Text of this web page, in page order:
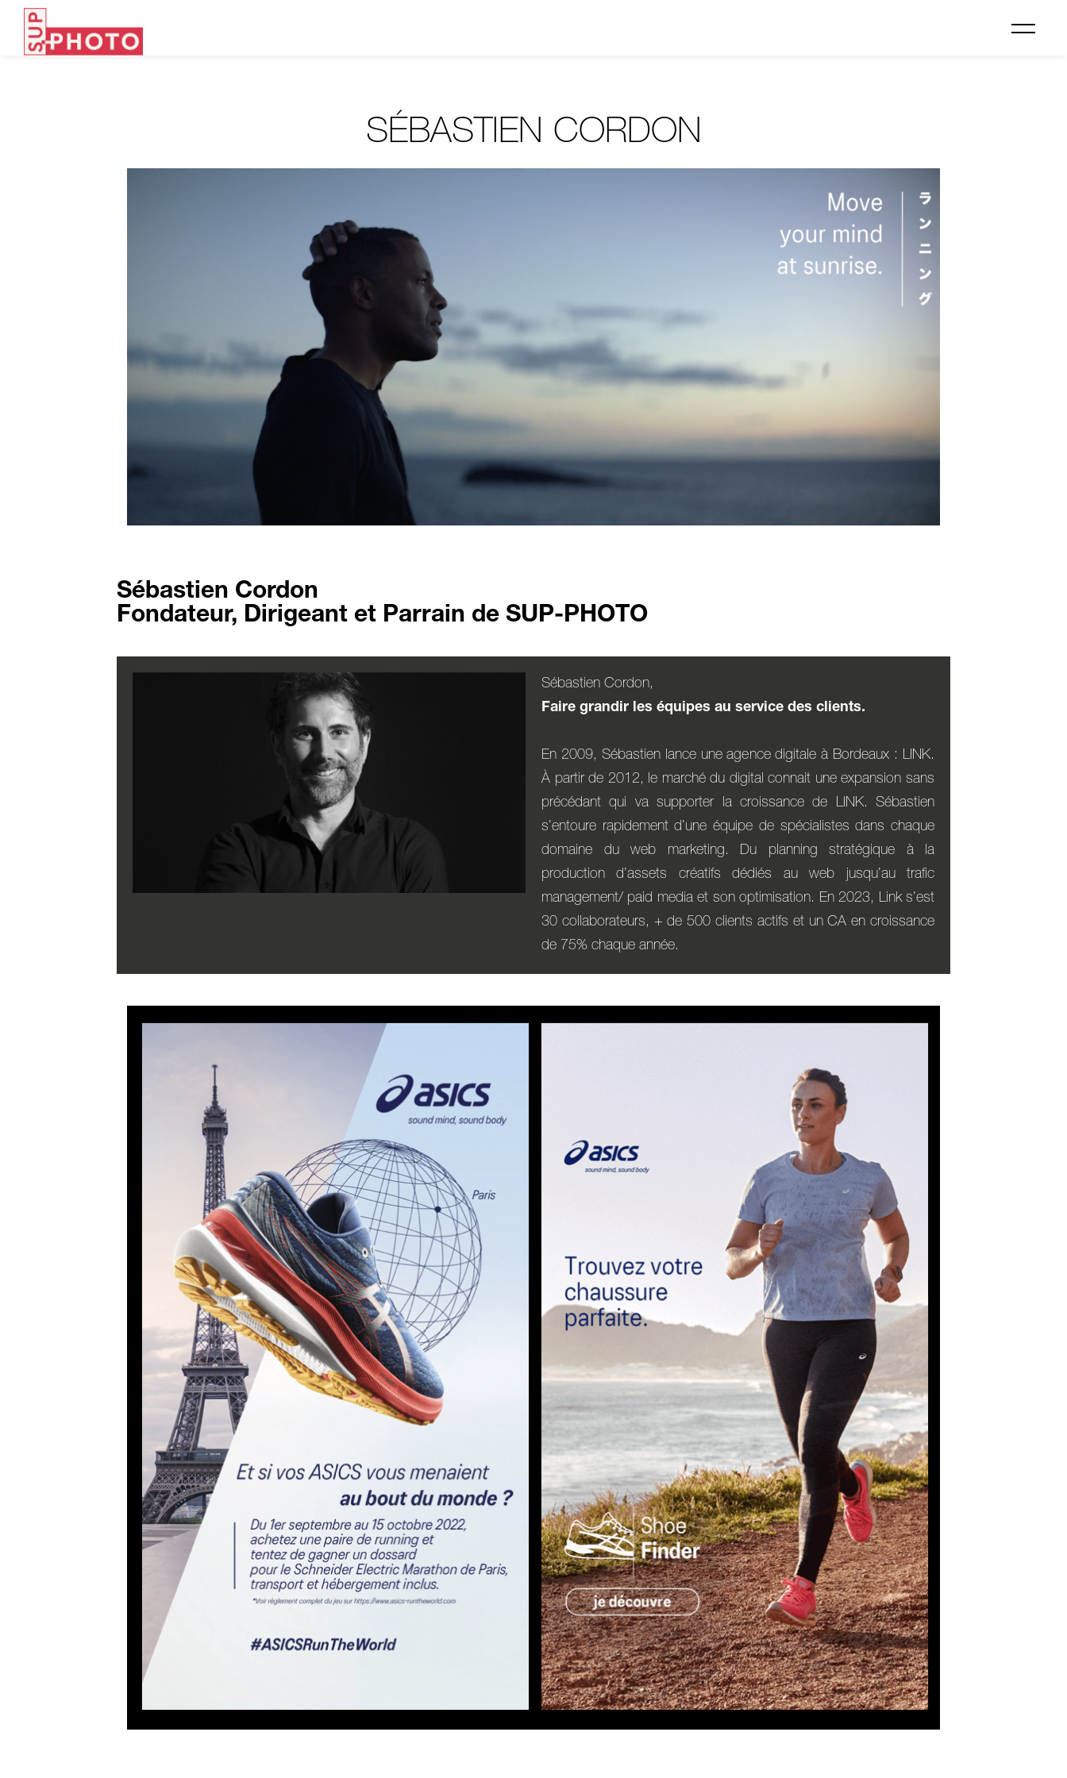
SÉBASTIEN CORDON
Sébastien Cordon
Fondateur, Dirigeant et Parrain de SUP-PHOTO
Sébastien Cordon,
Faire grandir les équipes au service des clients.
En 2009, Sébastien lance une agence digitale à Bordeaux : LINK.
À partir de 2012, le marché du digital connait une expansion sans
précédant qui va supporter la croissance de LINK. Sébastien
s’entoure rapidement d’une équipe de spécialistes dans chaque
domaine du web marketing. Du planning stratégique à la
production d’assets créatifs dédiés au web jusqu’au trafic
management/ paid media et son optimisation. En 2023, Link s’est
30 collaborateurs, + de 500 clients actifs et un CA en croissance
de 75% chaque année.